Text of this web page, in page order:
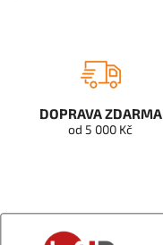
DOPRAVA ZDARMA
od 5 000 Kč